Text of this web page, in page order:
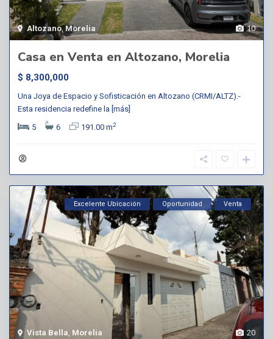
10
Altozano,Morelia
Casa en Venta en Altozano, Morelia
$ 8,300,000
Una Joya de Espacio y Sofisticación en Altozano (CRMI/ALTZ).-
Esta residencia redefine la [más]
5
6 191.00 m2
20
Vista Bella Morelia
Excelente Ubicación Oportunidad Venta